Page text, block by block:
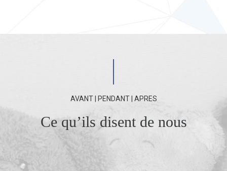
AVANT | PENDANT | APRES
Ce qu’ils disent de nous